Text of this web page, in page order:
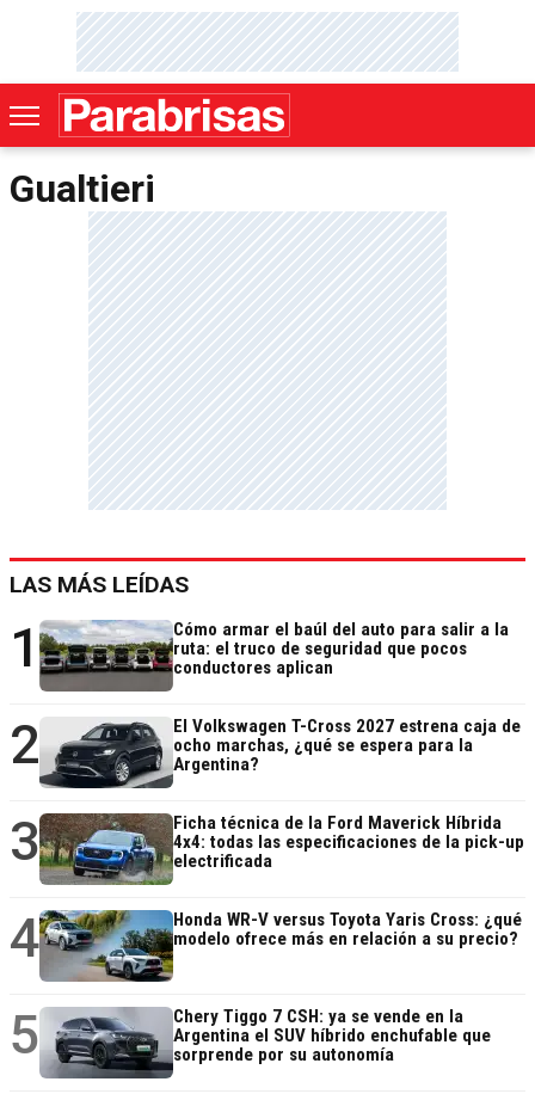
Gualtieri
LAS MÁS LEÍDAS
1
Cómo armar el baúl del auto para salir a la
ruta: el truco de seguridad que pocos
conductores aplican
2
El Volkswagen T-Cross 2027 estrena caja de
ocho marchas, ¿qué se espera para la
Argentina?
3
Ficha técnica de la Ford Maverick Híbrida
4x4: todas las especificaciones de la pick-up
electrificada
4
Honda WR-V versus Toyota Yaris Cross: ¿qué
modelo ofrece más en relación a su precio?
5
Chery Tiggo 7 CSH: ya se vende en la
Argentina el SUV híbrido enchufable que
sorprende por su autonomía